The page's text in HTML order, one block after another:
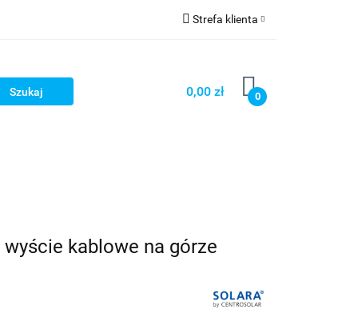
Strefa klienta
Zarejestruj się
Dodaj zgłoszenie
0,00 zł 0
wyście kablowe na górze